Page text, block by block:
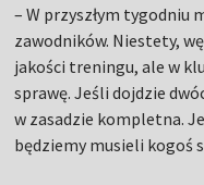
– W przyszłym tygodniu
zawodników. Niestety,
jakości treningu, ale w
sprawę. Jeśli dojdzie
w zasadzie kompletna.
będziemy musieli kogoś